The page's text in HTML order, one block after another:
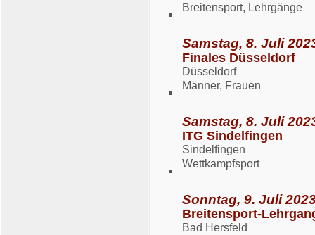
Breitensport, Lehrgänge
Samstag, 8. Juli
Finales Düsseldorf
Düsseldorf
Männer, Frauen
Samstag, 8. Juli
ITG Sindelfingen
Sindelfingen
Wettkampfsport
Sonntag, 9. Juli
Breitensport-
Bad Hersfeld